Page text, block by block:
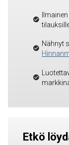
Nähnyt
Etkö